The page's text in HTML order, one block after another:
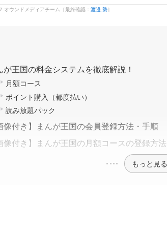
ウンドメディアチーム［最終確認： 渡邊 勢］
が王国の料金システムを徹底解説！
月額コース
ポイント購入（都度払い）
読み放題パック
像付き】まんが王国の会員登録方法・手順
像付き】まんが王国の月額コースの登録方法
もっと見る